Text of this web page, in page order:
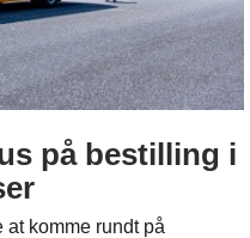
på bestilling i
at komme rundt på